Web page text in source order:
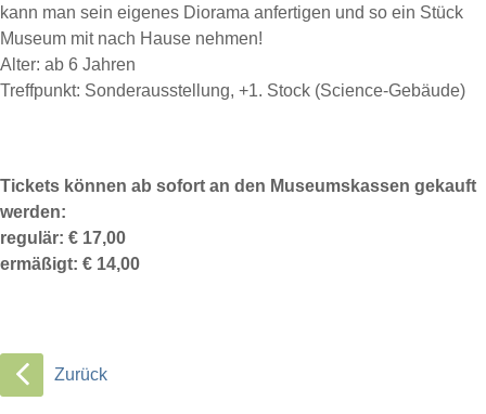
kann man sein eigenes Diorama anfertigen und so ein Stück
Museum mit nach Hause nehmen!
Alter: ab 6 Jahren
Treffpunkt: Sonderausstellung, +1. Stock (Science-Gebäude)
Tickets können ab sofort an den Museumskassen gekauft
werden:
regulär: € 17,00
ermäßigt: € 14,00
Zurück